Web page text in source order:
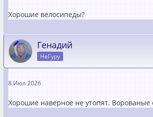
Хорошие велосипеды?
Генадий
НеГуру
8 Июл 2026
Хорошие наверное не утопят. Ворованые